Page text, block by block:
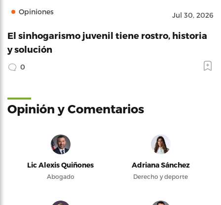
Opiniones Jul 30, 2026
El sinhogarismo juvenil tiene rostro, historia
y solución
0
Opinión y Comentarios
Lic Alexis Quiñones
Abogado
Adriana Sánchez
Derecho y deporte